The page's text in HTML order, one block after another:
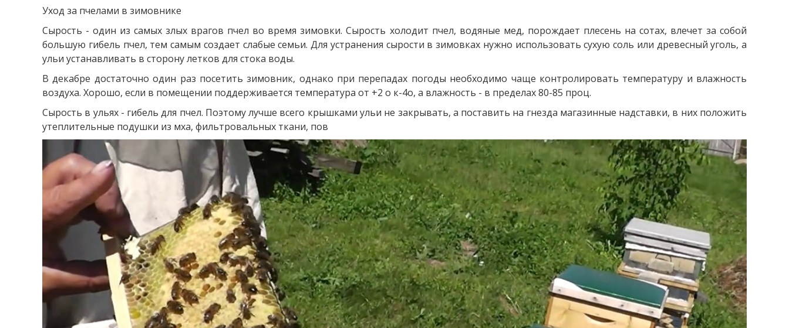
Уход за пчелами в зимовнике
Сырость - один из самых злых врагов пчел во время зимовки. Сырость холодит пчел, водяные мед, порождает плесень на сотах, влечет за собой
большую гибель пчел, тем самым создает слабые семьи. Для устранения сырости в зимовках нужно использовать сухую соль или древесный уголь, а
ульи устанавливать в сторону летков для стока воды.
В декабре достаточно один раз посетить зимовник, однако при перепадах погоды необходимо чаще контролировать температуру и влажность
воздуха. Хорошо, если в помещении поддерживается температура от +2 о к-4о, а влажность - в пределах 80-85 проц.
Сырость в ульях - гибель для пчел. Поэтому лучше всего крышками ульи не закрывать, а поставить на гнезда магазинные надставки, в них положить
утеплительные подушки из мха, фильтровальных ткани, пов